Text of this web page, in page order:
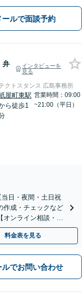
ールで面談予約
弁
インタビューを
見る
クトスタンス 広島事務所
屋町東駅
ら徒歩1
営業時間：09:00
~21:00（平日）
当日・夜間・土日祝
作成・チェックなど
オンライン相談・電
料金表を見る
ルでお問い合わせ